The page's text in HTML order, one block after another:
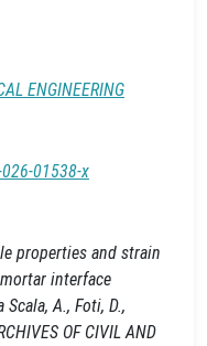
ENGINEERING
01538-x
properties and strain
interface
A., Foti, D.,
OF CIVIL AND